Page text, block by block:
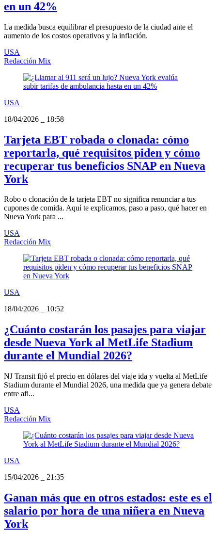
en un 42%
La medida busca equilibrar el presupuesto de la ciudad ante el
aumento de los costos operativos y la inflación.
USA
Redacción Mix
USA
18/04/2026
18:58
Tarjeta EBT robada o clonada: cómo
reportarla, qué requisitos piden y cómo
recuperar tus beneficios SNAP en Nueva
York
Robo o clonación de la tarjeta EBT no significa renunciar a tus
cupones de comida. Aquí te explicamos, paso a paso, qué hacer en
Nueva York para ...
USA
Redacción Mix
USA
18/04/2026
10:52
¿Cuánto costarán los pasajes para viajar
desde Nueva York al MetLife Stadium
durante el Mundial 2026?
NJ Transit fijó el precio en dólares del viaje ida y vuelta al MetLife
Stadium durante el Mundial 2026, una medida que ya genera debate
entre afi...
USA
Redacción Mix
USA
15/04/2026
21:35
Ganan más que en otros estados: este es el
salario por hora de una niñera en Nueva
York